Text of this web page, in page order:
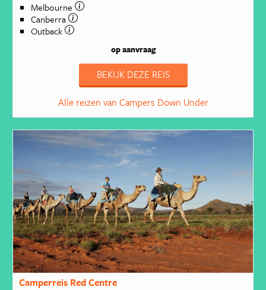
Melbourne
Canberra
Outback
op aanvraag
BEKIJK DEZE REIS
Alle reizen van Campers Down Under
Camperreis Red Centre